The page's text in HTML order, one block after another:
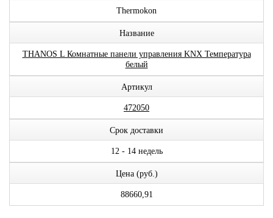
Thermokon
Название
THANOS L Комнатные панели управления KNX Температура
белый
Артикул
472050
Срок доставки
12 - 14 недель
Цена (руб.)
88660,91